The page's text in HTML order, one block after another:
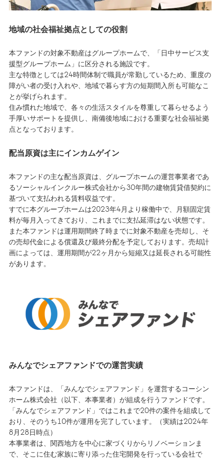
地域の社会福祉拠点としての役割
本ファンドの対象不動産はグループホームで、「日中サービス支
援型グループホーム」に区分される施設です。
主な特徴としては24時間体制で職員が常勤しているため、重度の
障がい者の受け入れや、地域で暮らす方の短期間入所も可能なこ
とが挙げられます。
住み慣れた地域で、各々の生活スタイルを尊重して暮らせるよう
手厚いサポートを提供し、南備後地域における重要な社会福祉拠
点となっております。
配当原資は主にインカムゲイン
本ファンドの主な配当原資は、グループホームの運営事業者であ
るソーシャルインクルー株式会社から30年間の建物賃貸借契約に
基づいて支払われる賃料収益です。
すでに本グループホームは2023年4月より稼働中で、月額固定賃
料が毎月入ってきており、これまでに支払延滞はない状態です。
また本ファンドは運用期間終了時までに対象不動産を売却し、そ
の売却代金による償還及び最終分配を予定しております。売却計
画によっては、運用期間が22ヶ月から短縮又は延長される可能性
があります。
みんなでシェアファンドでの運営実績
本ファンドは、「みんなでシェアファンド」を運営するコーシン
ホーム株式会社（以下、本事業者）が組成を行うファンドです。
「みんなでシェアファンド」ではこれまで20件の案件を組成して
おり、そのうち10件が運用を完了しています。（実績は2024年
8月28日時点）
本事業者は、関西地方を中心に家づくりからリノベーションま
で、そこに住む家族に寄り添った住宅開発を行っている会社で